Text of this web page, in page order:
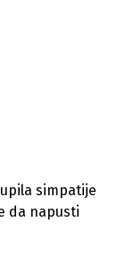
simpatije
da napusti